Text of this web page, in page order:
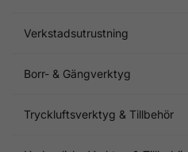
Verkstadsutrustning
Borr- & Gängverktyg
Tryckluftsverktyg & Tillbehör